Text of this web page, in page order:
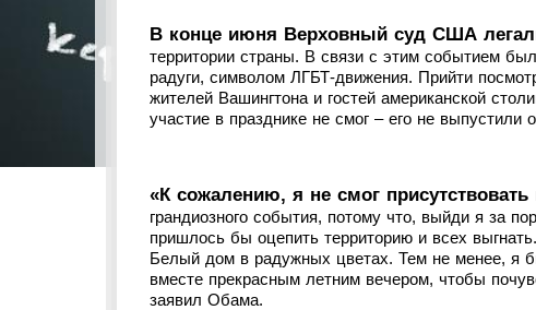
В конце июня Верховный суд США
территории страны. В связи с этим событием
радуги, символом ЛГБТ-движения. Прийти
жителей Вашингтона и гостей американской
участие в празднике не смог – его не выпустили
«К сожалению, я не смог
грандиозного события, потому что, выйди я за
пришлось бы оцепить территорию и всех
Белый дом в радужных цветах. Тем не менее, я
вместе прекрасным летним вечером, чтобы
заявил Обама.